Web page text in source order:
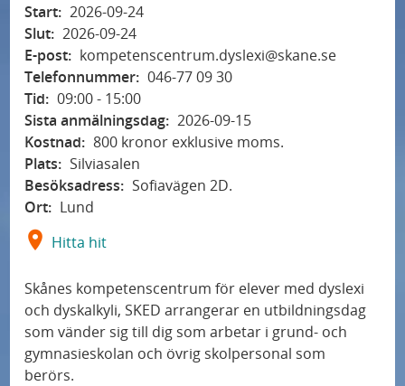
Start: 2026-09-24
Slut: 2026-09-24
E-post: kompetenscentrum.dyslexi@skane.se
Telefonnummer: 046-77 09 30
Tid: 09:00 - 15:00
Sista anmälningsdag: 2026-09-15
Kostnad: 800 kronor exklusive moms.
Plats: Silviasalen
Besöksadress: Sofiavägen 2D.
Ort: Lund
Hitta hit
Skånes kompetenscentrum för elever med dyslexi
och dyskalkyli, SKED arrangerar en utbildningsdag
som vänder sig till dig som arbetar i grund- och
gymnasieskolan och övrig skolpersonal som
berörs.